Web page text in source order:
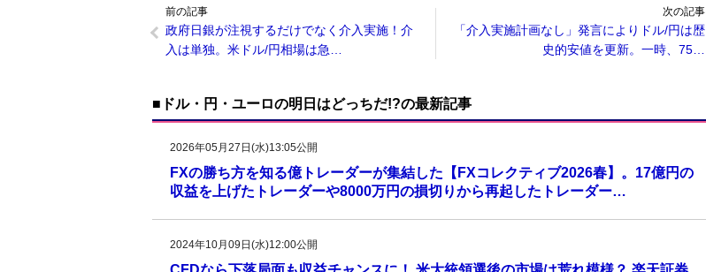
前の記事
政府日銀が注視するだけでなく介入実施！介
入は単独。米ドル/円相場は急…
次の記事
「介入実施計画なし」発言によりドル/円は歴
史的安値を更新。一時、75…
■ドル・円・ユーロの明日はどっちだ!?の最新記事
2026年05月27日(水)13:05公開
FXの勝ち方を知る億トレーダーが集結した【FXコレクティブ2026春】。17億円の
収益を上げたトレーダーや8000万円の損切りから再起したトレーダー…
2024年10月09日(水)12:00公開